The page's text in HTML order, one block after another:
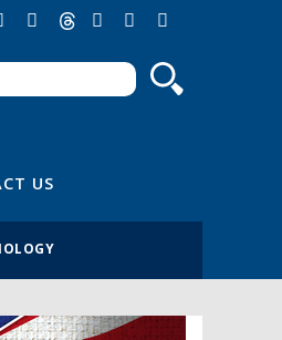
US